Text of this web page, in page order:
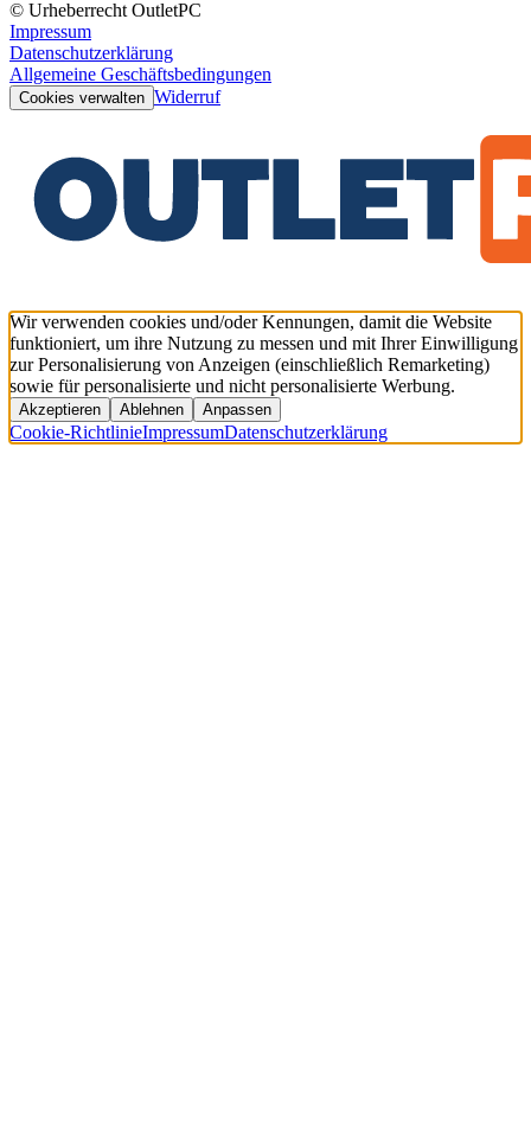
© Urheberrecht OutletPC
Impressum
Datenschutzerklärung
Allgemeine Geschäftsbedingungen
Cookies verwalten Widerruf
Wir verwenden cookies und/oder Kennungen, damit die Website
funktioniert, um ihre Nutzung zu messen und mit Ihrer Einwilligung
zur Personalisierung von Anzeigen (einschließlich Remarketing)
sowie für personalisierte und nicht personalisierte Werbung.
Akzeptieren Ablehnen Anpassen
Cookie-RichtlinieImpressumDatenschutzerklärung